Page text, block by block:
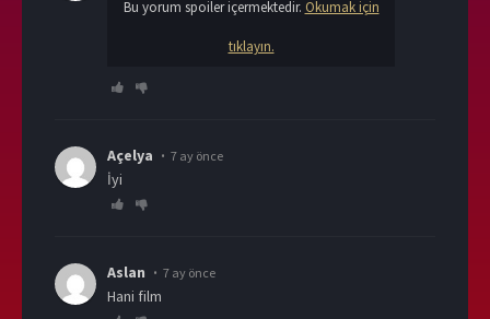
Bu yorum spoiler içermektedir. Okumak için
tıklayın.
Açelya 7 ay önce
İyi
Aslan 7 ay önce
Hani film